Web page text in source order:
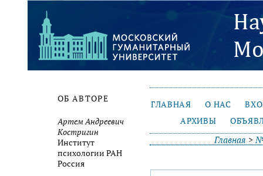
ОБ АВТОРЕ
Артем Андреевич
Костригин
Институт
психологии РАН
Россия
ГЛАВНАЯ О НАС
АРХИВЫ
Главная >№